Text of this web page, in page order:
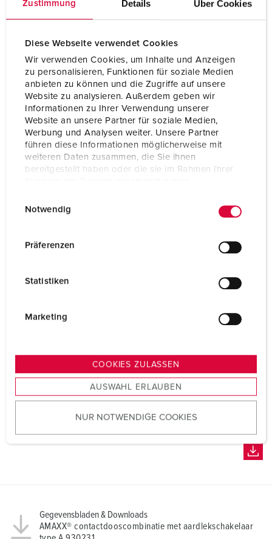
Zustimmung Details Über Cookies
Diese Webseite verwendet Cookies
Wir verwenden Cookies, um Inhalte und Anzeigen
zu personalisieren, Funktionen für soziale Medien
anbieten zu können und die Zugriffe auf unsere
Website zu analysieren. Außerdem geben wir
Informationen zu Ihrer Verwendung unserer
Website an unsere Partner für soziale Medien,
Werbung und Analysen weiter. Unsere Partner
führen diese Informationen möglicherweise mit
weiteren Daten zusammen, die Sie ihnen
bereitgestellt haben oder die sie im Rahmen Ihrer
s
u
w
Notwendig
Präferenzen
Statistiken
Marketing
COOKIES ZULASSEN
AUSWAHL ERLAUBEN
NUR NOTWENDIGE COOKIES
Gewicht 5620 g
Hoogte 390 mm
Breedte 225 mm
Combinatie uit voorraad D
Gegevensbladen & Downloads
AMAXX® contactdooscombinatie met aardlekschakelaar